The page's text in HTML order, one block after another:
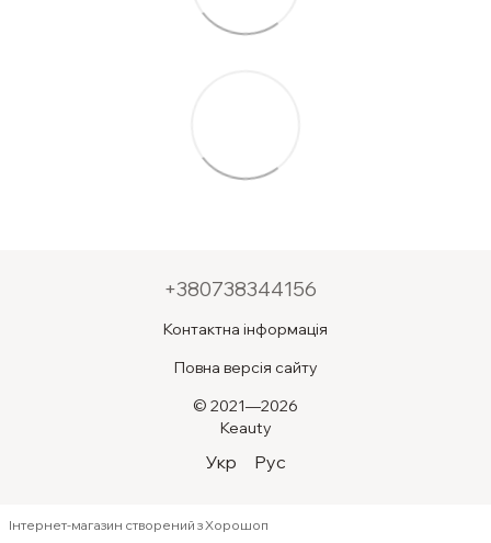
+380738344156
Контактна інформація
Повна версія сайту
© 2021—2026
Keauty
Укр Рус
Інтернет-магазин створений з Хорошоп